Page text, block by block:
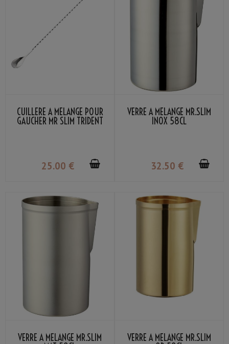
CUILLÈRE À MÉLANGE POUR
GAUCHER MR SLIM TRIDENT
25.00 €
VERRE À MÉLANGE MR.SLIM
INOX 58CL
32.50 €
VERRE À MÉLANGE MR.SLIM VERRE À MÉLANGE MR.SLIM